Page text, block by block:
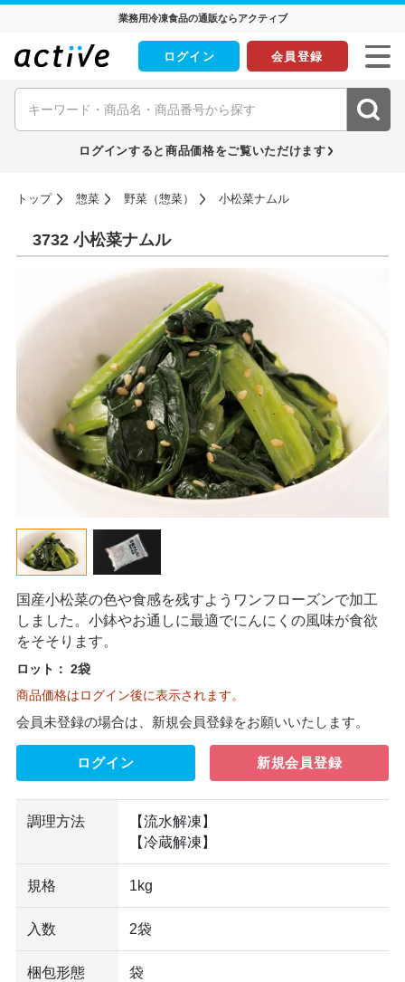
業務用冷凍食品の通販ならアクティブ
ログイン 会員登録
ログインすると商品価格をご覧いただけます
トップ 惣菜 野菜（惣菜） 小松菜ナムル
3732 小松菜ナムル
国産小松菜の色や食感を残すようワンフローズンで加工
しました。小鉢やお通しに最適でにんにくの風味が食欲
をそそります。
ロット： 2袋
商品価格はログイン後に表示されます。
会員未登録の場合は、新規会員登録をお願いいたします。
ログイン 新規会員登録
調理方法
【流水解凍】
【冷蔵解凍】
規格 1kg
入数 2袋
梱包形態 袋